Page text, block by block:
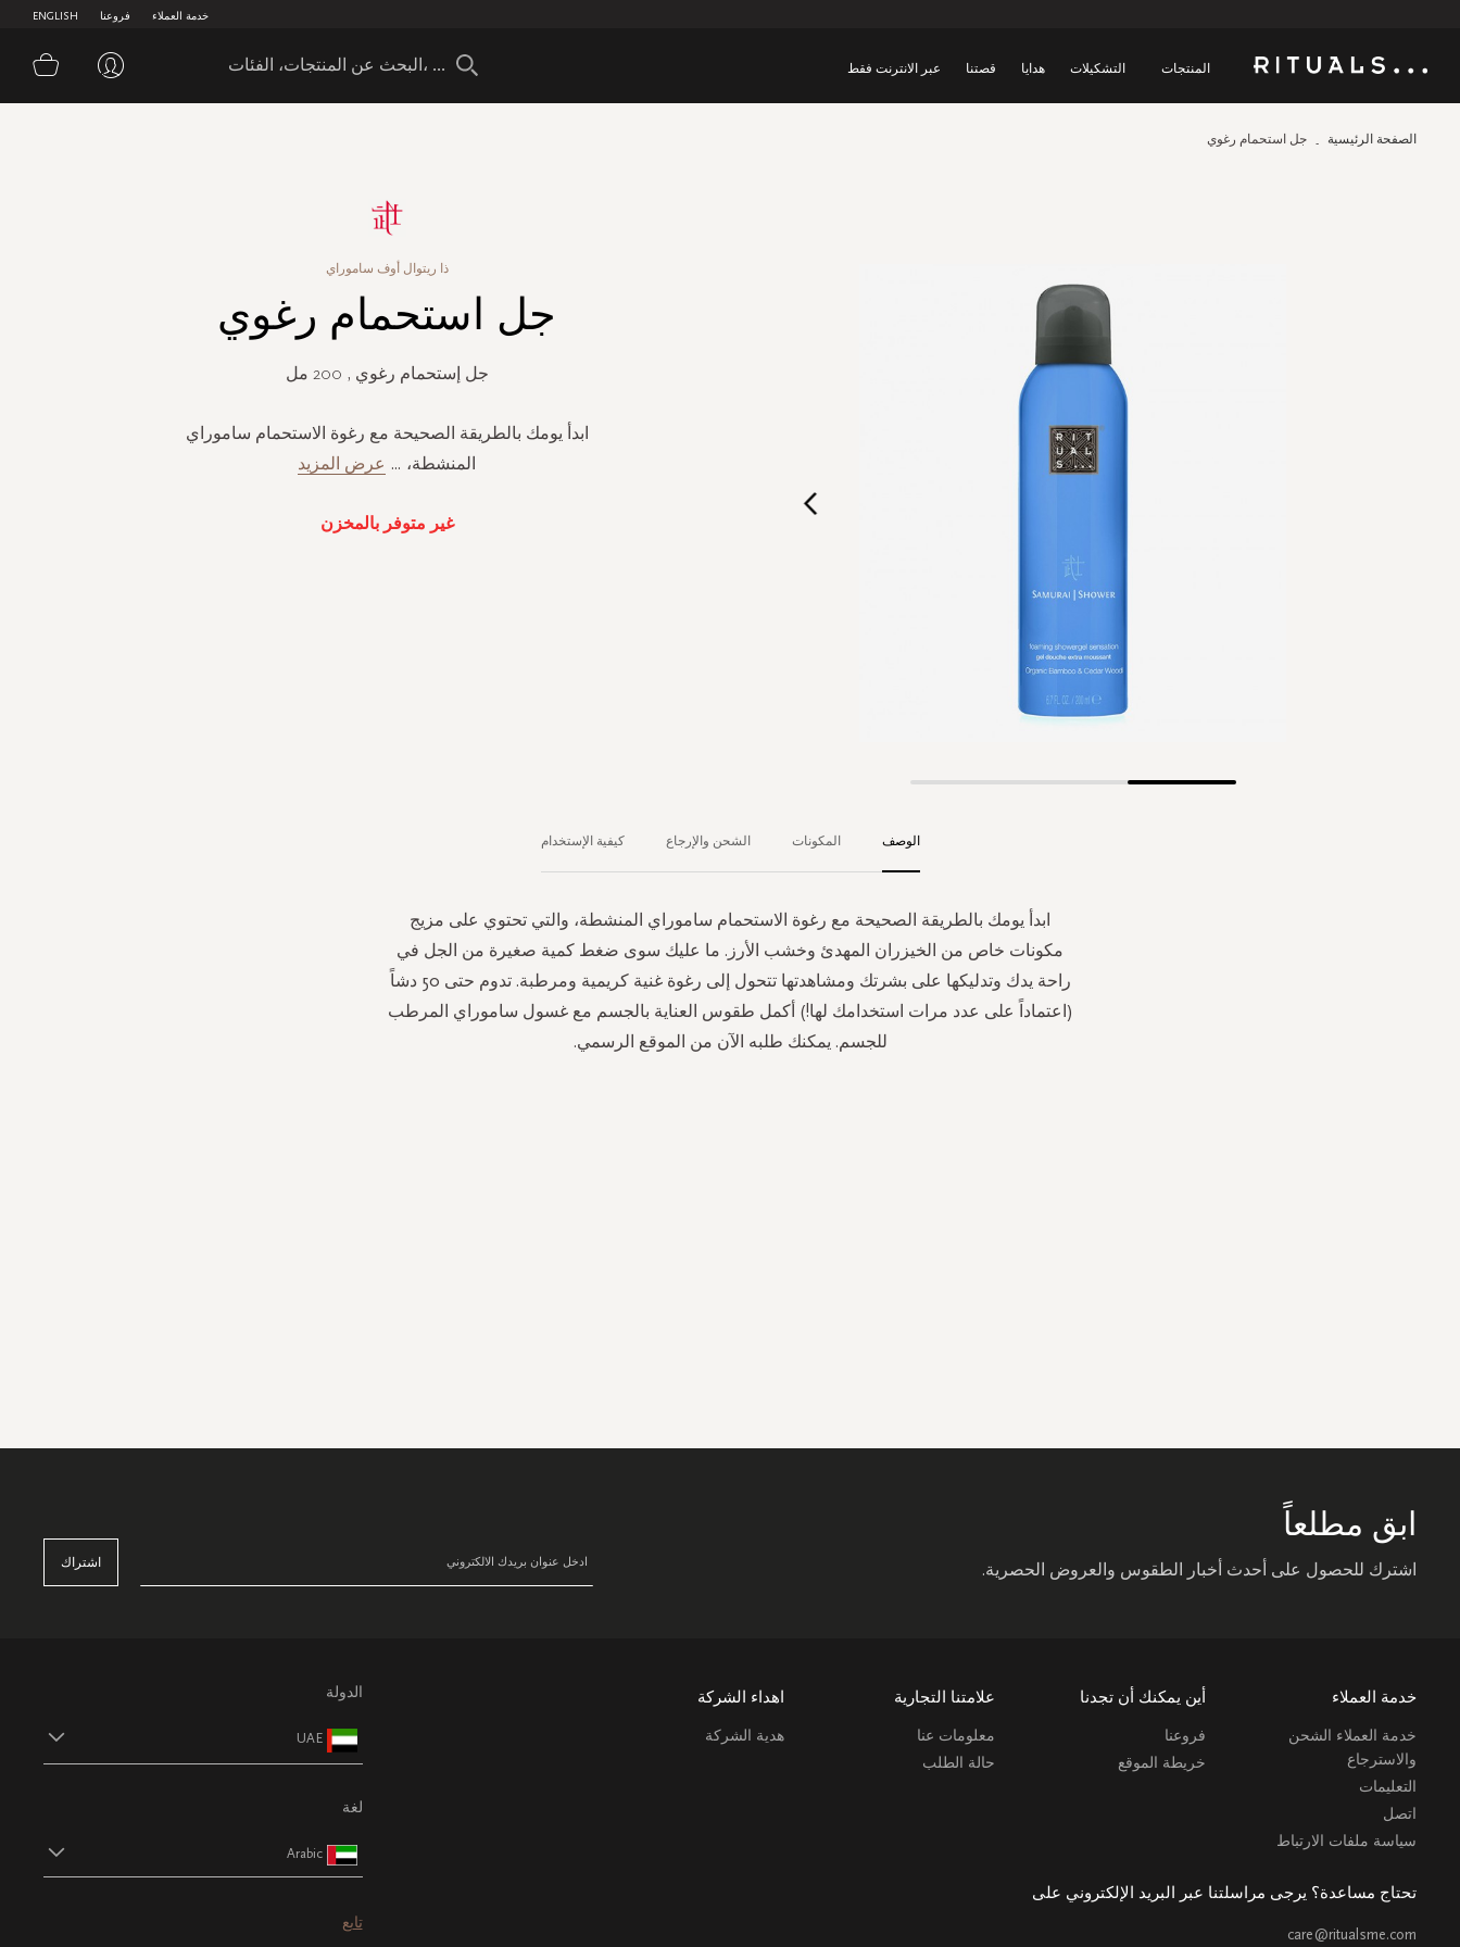
ENGLISH فروعنا خدمة العملاء
المنتجات التشكيلات هدايا قصتنا عبر الانترنت فقط سلة
الصفحة الرئيسية جل استحمام رغوي
ذا ريتوال أوف ساموراي
جل استحمام رغوي
جل إستحمام رغوي , 200 مل
ابدأ يومك بالطريقة الصحيحة مع رغوة الاستحمام ساموراي
المنشطة، ... عرض المزيد
غير متوفر بالمخزن
الوصف
ابدأ يومك بالطريقة الصحيحة مع رغوة الاستحمام ساموراي المنشطة، والتي تحتوي على مزيج
مكونات خاص من الخيزران المهدئ وخشب الأرز. ما عليك سوى ضغط كمية صغيرة من الجل في
راحة يدك وتدليكها على بشرتك ومشاهدتها تتحول إلى رغوة غنية كريمية ومرطبة. تدوم حتى 50 دشاً
(اعتماداً على عدد مرات استخدامك لها!) أكمل طقوس العناية بالجسم مع غسول ساموراي المرطب
للجسم. يمكنك طلبه الآن من الموقع الرسمي.
المكونات الشحن والإرجاع كيفية الإستخدام
ابق مطلعاً
اشترك للحصول على أحدث أخبار الطقوس والعروض الحصرية. اشتراك
خدمة العملاء
خدمة العملاء الشحن
والاسترجاع
التعليمات
اتصل
سياسة ملفات الارتباط
أين يمكنك أن تجدنا
فروعنا
خريطة الموقع
علامتنا التجارية
معلومات عنا
حالة الطلب
اهداء الشركة
هدية الشركة
تحتاج مساعدة؟ يرجى مراسلتنا عبر البريد الإلكتروني على
care@ritualsme.com
الدولة
UAE
لغة
Arabic
تابع